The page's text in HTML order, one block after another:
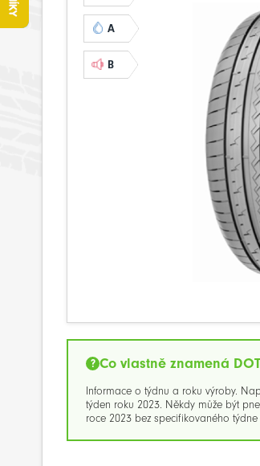
A
B
Co vlastně znamená DOT
Informace o týdnu a roku výroby.
týden roku 2023. Někdy může být
roce 2023 bez specifikovaného týdne